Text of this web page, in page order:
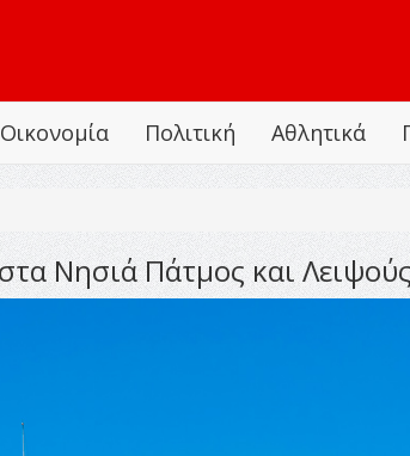
Οικονομία Πολιτική Αθλητικά
Νησιά Πάτμος και